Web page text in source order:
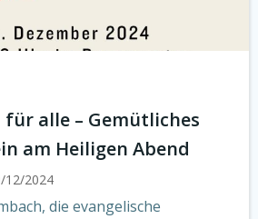
alle – Gemütliches
am Heiligen Abend
12/2024
die evangelische